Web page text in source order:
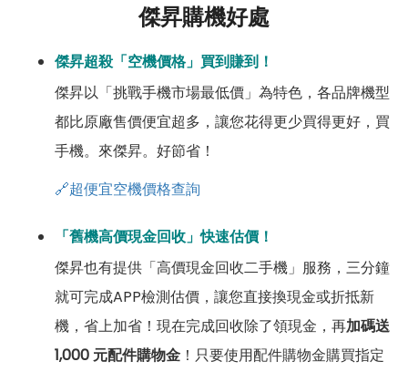
傑昇購機好處
傑昇超殺「空機價格」買到賺到！
傑昇以「挑戰手機市場最低價」為特色，各品牌機型
都比原廠售價便宜超多，讓您花得更少買得更好，買
手機。來傑昇。好節省！
🔗超便宜空機價格查詢
「舊機高價現金回收」快速估價！
傑昇也有提供「高價現金回收二手機」服務，三分鐘
就可完成APP檢測估價，讓您直接換現金或折抵新
機，省上加省！現在完成回收除了領現金，再加碼送
1,000 元配件購物金 ！只要使用配件購物金購買指定